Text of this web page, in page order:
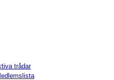
trådar